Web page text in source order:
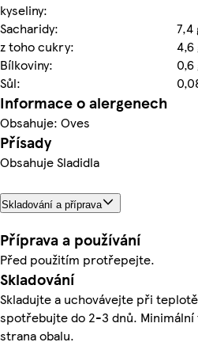
kyseliny:
Sacharidy:
7,4
z toho cukry:
4,6
Bílkoviny:
0,6
Sůl:
Informace o alergenech
Obsahuje: Oves
Přísady
Obsahuje Sladidla
Skladování a příprava
Příprava a používání
Před použitím protřepejte.
Skladování
Skladujte a uchovávejte při
spotřebujte do 2-3 dnů.
strana obalu.